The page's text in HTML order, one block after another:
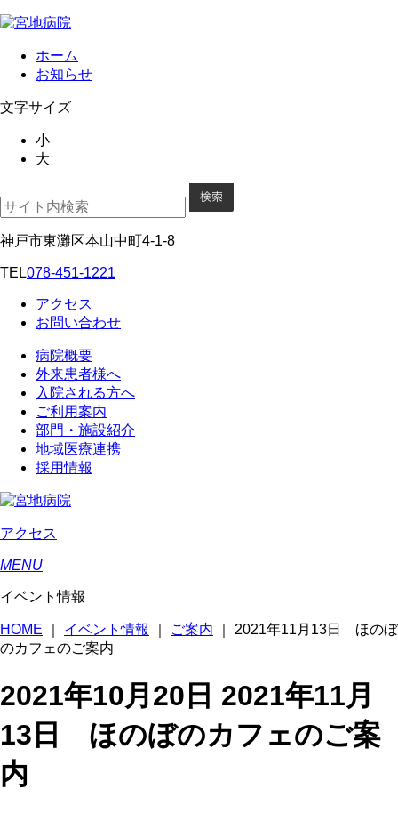
ホーム
お知らせ
文字サイズ
小
大
神戸市東灘区本山中町4-1-8
TEL078-451-1221
アクセス
お問い合わせ
病院概要
外来患者様へ
入院される方へ
ご利用案内
部門・施設紹介
地域医療連携
採用情報
アクセス
MENU
イベント情報
HOME イベント情報 ご案内
2021年11月13日 ほのぼ
のカフェのご案内
2021年10月20日 2021年11月
13日 ほのぼのカフェのご案
内